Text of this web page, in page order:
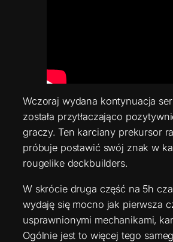
Wczoraj wydana kontynuacja
została przytłaczająco
graczy. Ten karciany prekursor
próbuje postawić swój znak w
rougelike deckbuilders.
W skrócie druga część na 5h
wydaję się mocno jak pierwsza
usprawnionymi mechanikami,
Ogólnie jest to więcej tego